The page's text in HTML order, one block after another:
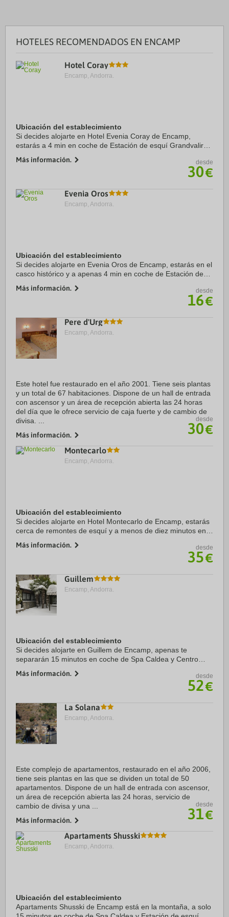
HOTELES RECOMENDADOS EN ENCAMP
Hotel Coray
Encamp, Andorra.
Ubicación del establecimiento
Si decides alojarte en Hotel Evenia Coray de Encamp,
estarás a 4 min en coche de Estación de esquí Grandvalira y
encuentra a 7,4 km de Centro comercial ...
Más información. desde
30€
Evenia Oros
Encamp, Andorra.
Ubicación del establecimiento
Si decides alojarte en Evenia Oros de Encamp, estarás en el
casco histórico y a apenas 4 min en coche de Estación de
se encuentra a 6,9 km de ...
Más información. desde
16€
Pere d'Urg
Encamp, Andorra.
Este hotel fue restaurado en el año 2001. Tiene seis plantas
y un total de 67 habitaciones. Dispone de un hall de entrada
con ascensor y un área de recepción abierta las 24 horas
del día que le ofrece servicio de caja fuerte y de cambio de
divisa. ...
Más información.
desde
30€
Montecarlo
Encamp, Andorra.
Ubicación del establecimiento
Si decides alojarte en Hotel Montecarlo de Encamp, estarás
cerca de remontes de esquí y a menos de diez minutos en
Además, este hotel se encuentra a 6 ...
Más información. desde
35€
Guillem
Encamp, Andorra.
Ubicación del establecimiento
Si decides alojarte en Guillem de Encamp, apenas te
separarán 15 minutos en coche de Spa Caldea y Centro
encuentra a 12,7 km de Estación de esquí de ...
Más información. desde
52€
La Solana
Encamp, Andorra.
Este complejo de apartamentos, restaurado en el año 2006,
tiene seis plantas en las que se dividen un total de 50
apartamentos. Dispone de un hall de entrada con ascensor,
un área de recepción abierta las 24 horas, servicio de
cambio de divisa y una ...
Más información.
desde
31€
Apartaments Shusski
Encamp, Andorra.
Ubicación del establecimiento
Apartaments Shusski de Encamp está en la montaña, a solo